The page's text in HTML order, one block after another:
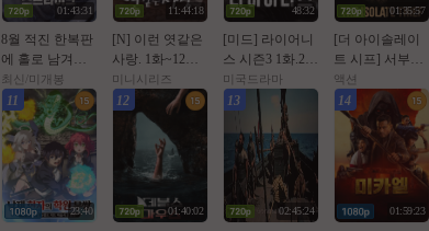
01:43:31
8월 적진 한복판
에 홀로 남겨진
미군 병사 [ 럭키
스트라Ol크 ] 108
0p 5.1 완벽자막
최신/미개봉
11:44:18
[N] 이런 엿같은
사랑. 1화~12화.
完 (260807 공개)
정해인, 하영
미니시리즈
48:32
[미드] 라이어니
스 시즌3 1화.202
6.1080p.한글자
막
미국드라마
01:35:57
[더 아이솔레이
트 시프] 서부극
위장한 무법자들
과 위험한 동거
자체자막
액션
11
23:40
12
01:40:02
13
02:45:24
14
01:59:23